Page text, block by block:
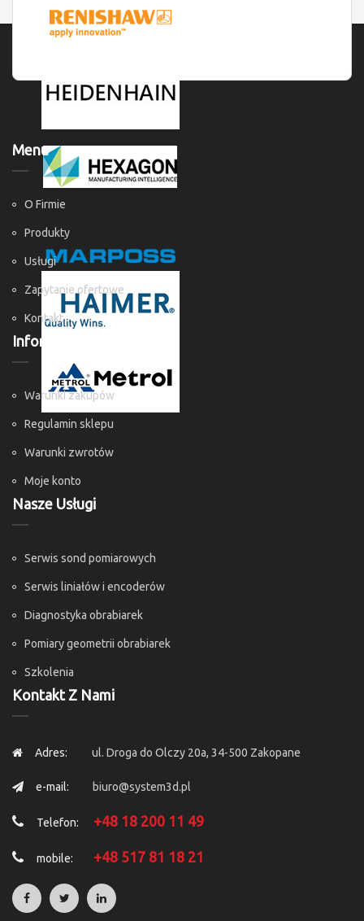
Menu
O Firmie
Produkty
Usługi
Zapytanie ofertowe
Kontakt
Informacje
Warunki zakupów
Regulamin sklepu
Warunki zwrotów
Moje konto
Nasze Usługi
Serwis sond pomiarowych
Serwis liniałów i encoderów
Diagnostyka obrabiarek
Pomiary geometrii obrabiarek
Szkolenia
Kontakt Z Nami
Adres: ul. Droga do Olczy 20a, 34-500 Zakopane
e-mail: biuro@system3d.pl
Telefon: +48 18 200 11 49
mobile: +48 517 81 18 21